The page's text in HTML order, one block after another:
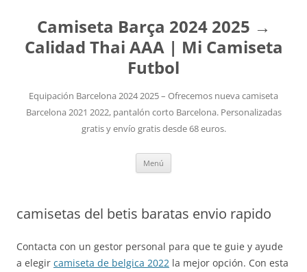
Camiseta Barça 2024 2025 →
Calidad Thai AAA | Mi Camiseta
Futbol
Equipación Barcelona 2024 2025 – Ofrecemos nueva camiseta
Barcelona 2021 2022, pantalón corto Barcelona. Personalizadas
gratis y envío gratis desde 68 euros.
Menú
camisetas del betis baratas envio rapido
Contacta con un gestor personal para que te guie y ayude
a elegir camiseta de belgica 2022 la mejor opción. Con esta